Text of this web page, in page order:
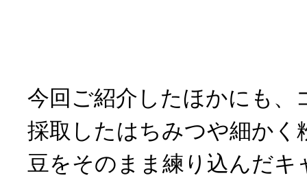
今回ご紹介したほかにも、
採取したはちみつや細かく
豆をそのまま練り込んだキ